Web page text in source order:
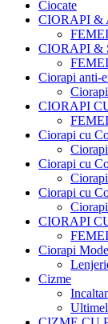
Ciocate
CIORAPI &
FEMEI
CIORAPI &
FEMEI
Ciorapi anti-
CIORAPI
FEMEI
Ciorapi cu
Ciorapi cu
Ciorapi cu
CIORAPI
FEMEI
Ciorapi
Cizme